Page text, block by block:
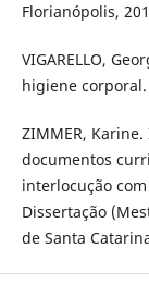
Florianópolis,
VIGARELLO,
higiene corporal.
ZIMMER,
documentos
interlocução
Dissertação
de Santa